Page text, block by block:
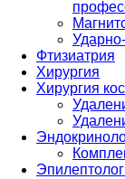
Фтизиатрия
Хирургия
Хирургия